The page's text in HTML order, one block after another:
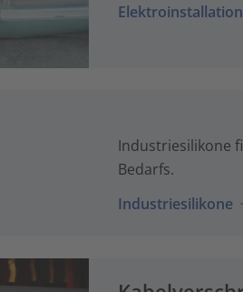
Industriesilikone
Bedarfs.
Industriesilikone